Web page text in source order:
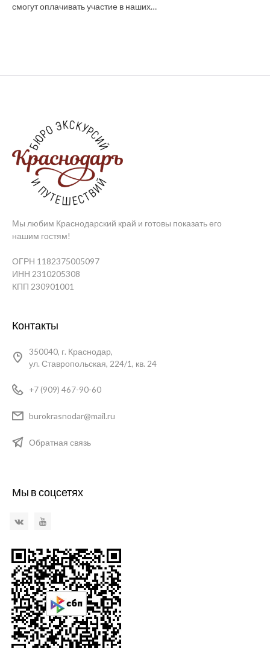
смогут оплачивать участие в наших…
Мы любим Краснодарский край и готовы показать его
нашим гостям!
ОГРН 1182375005097
ИНН 2310205308
КПП 230901001
Контакты
350040, г. Краснодар,
ул. Ставропольская, 224/1, кв. 24
+7 (909) 467-90-60
burokrasnodar@mail.ru
Обратная связь
Мы в соцсетях